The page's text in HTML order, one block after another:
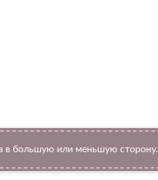
в большую или меньшую сторону.